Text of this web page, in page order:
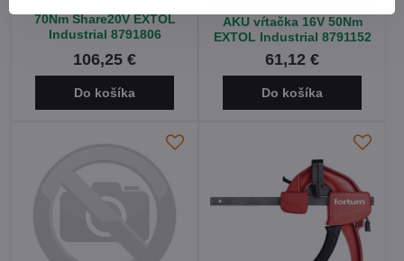
70Nm Share20V EXTOL
Industrial 8791806
106,25 €
Do košíka
AKU vŕtačka 16V 50Nm
EXTOL Industrial 8791152
61,12 €
Do košíka